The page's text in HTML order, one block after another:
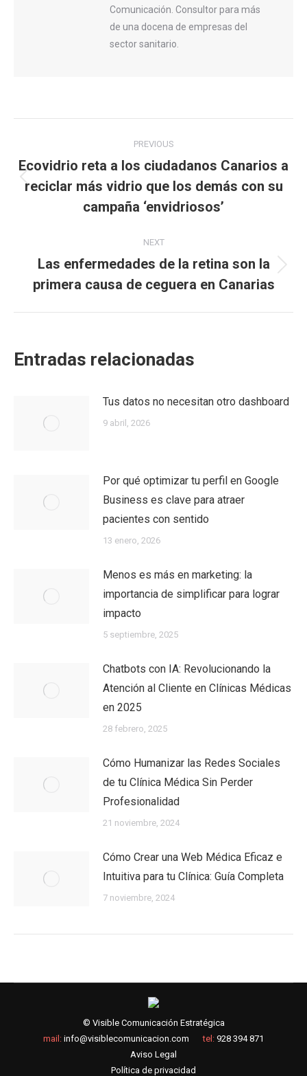
Comunicación. Consultor para más
de una docena de empresas del
sector sanitario.
navigation
PREVIOUS
Previous
post:
Ecovidrio reta a los ciudadanos Canarios a
reciclar más vidrio que los demás con su
campaña ‘envidriosos’
NEXT
Next
post:
Las enfermedades de la retina son la
primera causa de ceguera en Canarias
Entradas relacionadas
Tus datos no necesitan otro dashboard
9 abril, 2026
Por qué optimizar tu perfil en Google
Business es clave para atraer
pacientes con sentido
13 enero, 2026
Menos es más en marketing: la
importancia de simplificar para lograr
impacto
5 septiembre, 2025
Chatbots con IA: Revolucionando la
Atención al Cliente en Clínicas Médicas
en 2025
28 febrero, 2025
Cómo Humanizar las Redes Sociales
de tu Clínica Médica Sin Perder
Profesionalidad
21 noviembre, 2024
Cómo Crear una Web Médica Eficaz e
Intuitiva para tu Clínica: Guía Completa
7 noviembre, 2024
© Visible Comunicación Estratégica
mail: info@visiblecomunicacion.com tel: 928 394 871
Aviso Legal
Política de privacidad